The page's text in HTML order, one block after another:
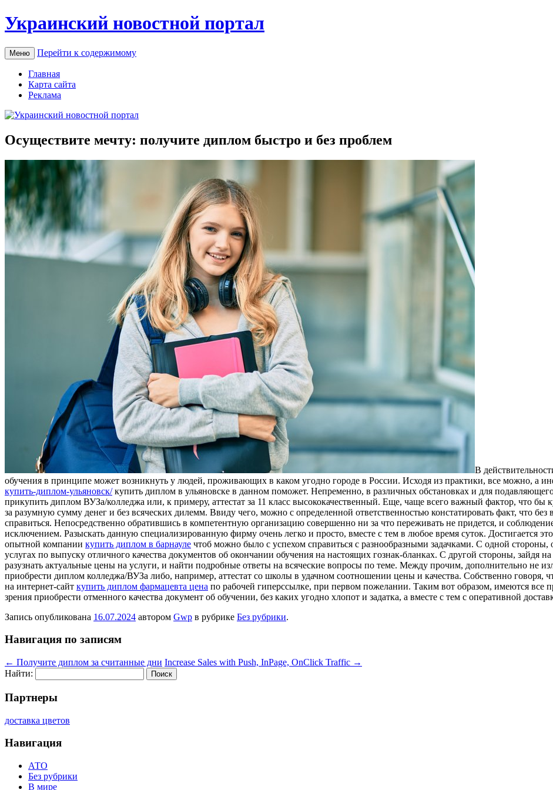
Украинский новостной портал
Меню Перейти к содержимому
Главная
Карта сайта
Реклама
Осуществите мечту: получите диплом быстро и без проблем
В
обучения в принципе может возникнуть у людей, проживающих в каком угодно городе в России. Исходя из практики, все можно, а
купить-диплом-ульяновск/купить диплом в ульяновске в данном поможет. Непременно, в различных обстановках и для
прикупить диплом ВУЗа/колледжа или, к примеру, аттестат за 11 класс высококачественный. Еще, чаще всего важный фактор, что бы
за разумную сумму денег и без всяческих дилемм. Ввиду чего, можно с определенной ответственностью констатировать факт, что
справиться. Непосредственно обратившись в компетентную организацию совершенно ни за что переживать не придется, и
исключением. Разыскать данную специализированную фирму очень легко и просто, вместе с тем в любое время суток. Достигается
опытной компании купить диплом в барнауле чтоб можно было с успехом справиться с разнообразными задачками. С одной
услугах по выпуску отличного качества документов об окончании обучения на настоящих гознак-бланках. С другой стороны, зайдя
разузнать актуальные цены на услуги, и найти подробные ответы на всяческие вопросы по теме. Между прочим, дополнительно не
приобрести диплом колледжа/ВУЗа либо, например, аттестат со школы в удачном соотношении цены и качества. Собственно говоря,
на интернет-сайт купить диплом фармацевта цена по рабочей гиперссылке, при первом пожелании. Таким вот образом, имеются все
зрения приобрести отменного качества документ об обучении, без каких угодно хлопот и задатка, а вместе с тем с оперативной
Запись опубликована 16.07.2024 автором Gwp в рубрике Без рубрики.
Навигация по записям
← Получите диплом за считанные дни Increase Sales with Push, InPage, OnClick Traffic →
Найти:
Партнеры
доставка цветов
Навигация
АТО
Без рубрики
В мире